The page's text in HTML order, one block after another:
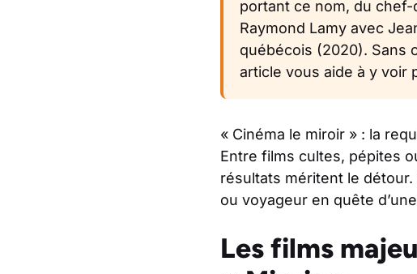
portant ce nom, du chef-
Raymond Lamy avec
québécois (2020). Sans
article vous aide à y voir
« Cinéma le miroir » : la
Entre films cultes, pépites
résultats méritent le
ou voyageur en quête
Les films